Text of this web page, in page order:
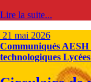
Lire la suite...
21 mai 2026
Communiqués AESH
technologiques